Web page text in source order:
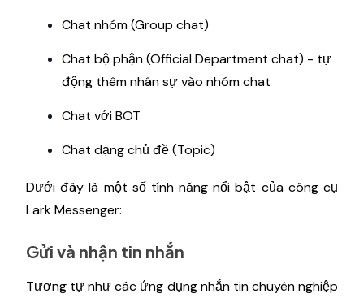
Chat nhóm (Group chat)
Chat bộ phận (Official Department chat) - tự
động thêm nhân sự vào nhóm chat
Chat với BOT
Chat dạng chủ đề (Topic)
Dưới đây là một số tính năng nổi bật của công cụ
Lark Messenger:
Gửi và nhận tin nhắn
Tương tự như các ứng dụng nhắn tin chuyên nghiệp